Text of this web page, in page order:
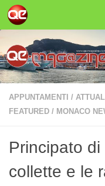
Salta al contenuto
APPUNTAMENTI /
FEATURED / MONACO
Principato
collette e le